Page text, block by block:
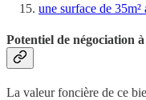
une surface de
Potentiel de négociation
La valeur foncière de ce